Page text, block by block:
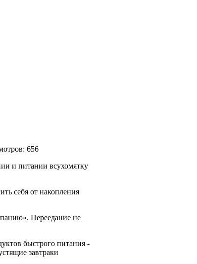
656
и питании всухомятку
себя от накопления
Переедание не
быстрого питания -
завтраки